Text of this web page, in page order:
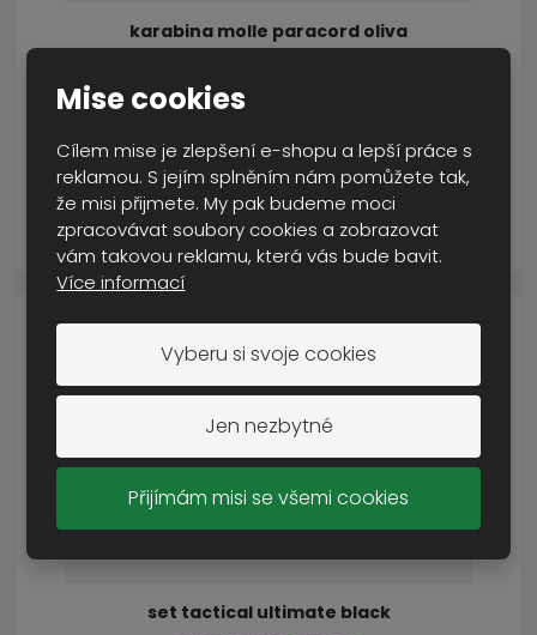
Mise cookies
Cílem mise je zlepšení e-shopu a lepší práce s
reklamou. S jejím splněním nám pomůžete tak,
že misi přijmete. My pak budeme moci
zpracovávat soubory cookies a zobrazovat
vám takovou reklamu, která vás bude bavit.
Více informací
Vyberu si svoje cookies
Jen nezbytné
Přijímám misi se všemi cookies
karabina molle paracord oliva
95 Kč
KOUPIT
set tactical ultimate black